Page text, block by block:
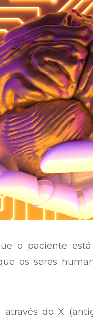
o paciente
os seres
do X